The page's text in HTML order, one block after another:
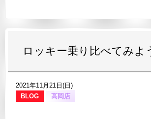
ロッキー乗り比べてみよ
2021年11月21日(日)
BLOG
高岡店